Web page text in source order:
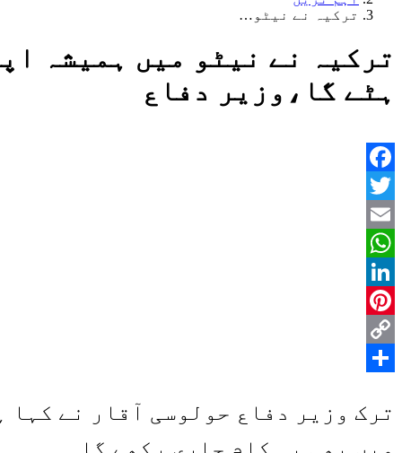
ترکیہ نے نیٹو…
ترکیہ نے نیٹو میں ہمیشہ
ہٹے گا،وزیر دفاع
Facebook
Twitter
Email
WhatsApp
LinkedIn
Pinterest
Copy
ترک وزیر دفاع حولوسی آقار نے